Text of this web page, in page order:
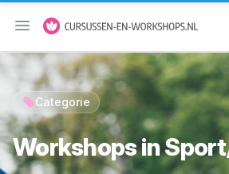
Menu openen
Categorie
Workshops in